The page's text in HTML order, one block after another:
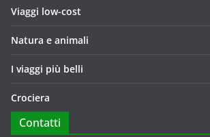
Viaggi low-cost
Natura e animali
I viaggi più belli
Crociera
Contatti